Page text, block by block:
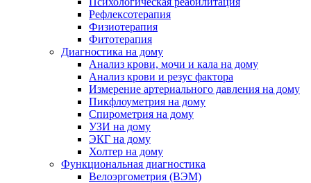
Рефлексотерапия
Физиотерапия
Фитотерапия
Диагностика на дому
Анализ крови, мочи и кала на дому
Анализ крови и резус фактора
Измерение артериального давления на дому
Пикфлоуметрия на дому
Спирометрия на дому
УЗИ на дому
ЭКГ на дому
Холтер на дому
Функциональная диагностика
Велоэргометрия (ВЭМ)